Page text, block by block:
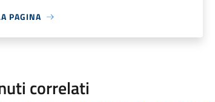
PAGINA
correlati